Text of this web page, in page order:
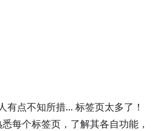
有点不知所措... 标签页太多了！
每个标签页，了解其各自功能，